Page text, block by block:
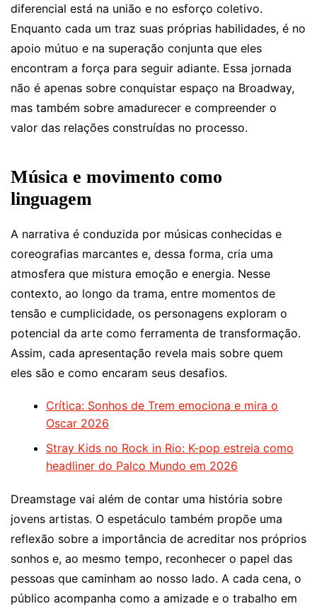
diferencial está na união e no esforço coletivo.
Enquanto cada um traz suas próprias habilidades, é no
apoio mútuo e na superação conjunta que eles
encontram a força para seguir adiante. Essa jornada
não é apenas sobre conquistar espaço na Broadway,
mas também sobre amadurecer e compreender o
valor das relações construídas no processo.
Música e movimento como
linguagem
A narrativa é conduzida por músicas conhecidas e
coreografias marcantes e, dessa forma, cria uma
atmosfera que mistura emoção e energia. Nesse
contexto, ao longo da trama, entre momentos de
tensão e cumplicidade, os personagens exploram o
potencial da arte como ferramenta de transformação.
Assim, cada apresentação revela mais sobre quem
eles são e como encaram seus desafios.
Crítica: Sonhos de Trem emociona e mira o
Oscar 2026
Stray Kids no Rock in Rio: K-pop estreia como
headliner do Palco Mundo em 2026
Dreamstage vai além de contar uma história sobre
jovens artistas. O espetáculo também propõe uma
reflexão sobre a importância de acreditar nos próprios
sonhos e, ao mesmo tempo, reconhecer o papel das
pessoas que caminham ao nosso lado. A cada cena, o
público acompanha como a amizade e o trabalho em